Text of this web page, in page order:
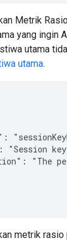
Metrik
yang ingin
utama
utama.
"Session
"The
metrik